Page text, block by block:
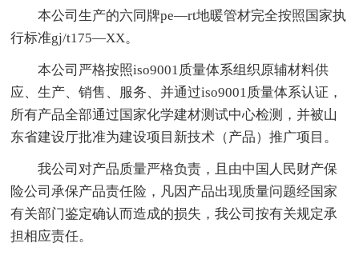
本公司生产的六同牌pe—rt地暖管材完全按照国家执
行标准gj/t175—XX。
本公司严格按照iso9001质量体系组织原辅材料供
应、生产、销售、服务、并通过iso9001质量体系认证，
所有产品全部通过国家化学建材测试中心检测，并被山
东省建设厅批准为建设项目新技术（产品）推广项目。
我公司对产品质量严格负责，且由中国人民财产保
险公司承保产品责任险，凡因产品出现质量问题经国家
有关部门鉴定确认而造成的损失，我公司按有关规定承
担相应责任。